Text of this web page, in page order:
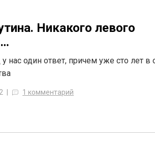
Никакого левого
нас один ответ, причем уже сто лет в
1 комментарий